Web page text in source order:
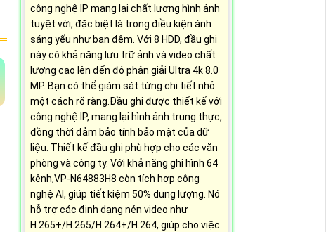
công nghệ IP mang lại chất lượng hình ảnh
tuyệt vời, đặc biệt là trong điều kiện ánh
sáng yếu như ban đêm. Với 8 HDD, đầu ghi
này có khả năng lưu trữ ảnh và video chất
lượng cao lên đến độ phân giải Ultra 4k 8.0
MP. Bạn có thể giám sát từng chi tiết nhỏ
một cách rõ ràng.Đầu ghi được thiết kế với
công nghệ IP, mang lại hình ảnh trung thực,
đồng thời đảm bảo tính bảo mật của dữ
liệu. Thiết kế đầu ghi phù hợp cho các văn
phòng và công ty. Với khả năng ghi hình 64
kênh,VP-N64883H8 còn tích hợp công
nghệ AI, giúp tiết kiệm 50% dung lượng. Nó
hỗ trợ các định dạng nén video như
H.265+/H.265/H.264+/H.264, giúp cho việc